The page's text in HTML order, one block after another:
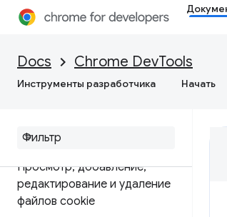
Docs Chrome DevTools
Инструменты разработчика Начать
Приложение
Обзор
Отладка прогрессивных веб-
Просмотр и редактирование
Просмотр,добавление,
редактирование и удаление
файлов cookie